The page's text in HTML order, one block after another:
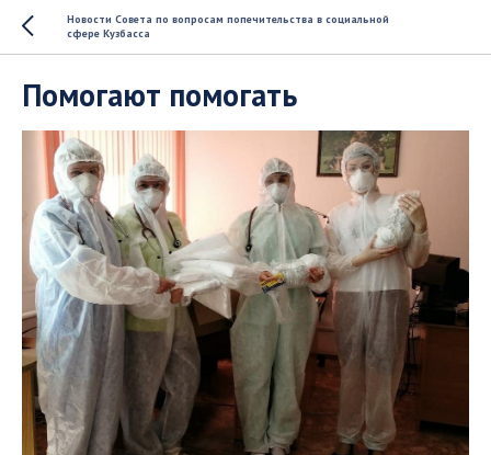
Новости Совета по вопросам попечительства в социальной
сфере Кузбасса
Помогают помогать